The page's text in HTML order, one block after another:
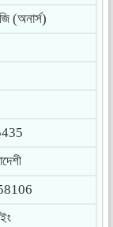
(অনার্স)